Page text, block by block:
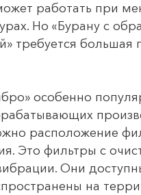
работать при
Но «Бурану с
требуется большая
особенно
расположение
Это фильтры с
Они
на